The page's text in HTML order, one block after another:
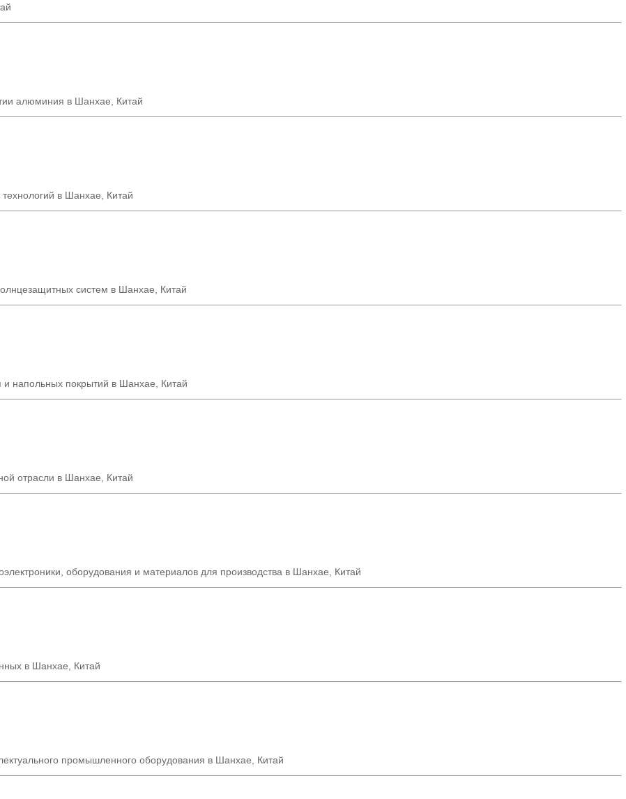
алюминия в Шанхае, Китай
технологий в Шанхае Китай
систем в Шанхае, Китай
и напольных покрытий в Шанхае, Китай
отрасли в Шанхае Китай
оборудования и материалов для производства в Шанхае, Китай
в Шанхае, Китай
промышленного оборудования в Шанхае, Китай